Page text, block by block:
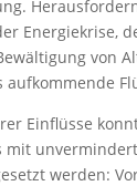
Energiekrise,
von
aufkommende
Einflüsse
mit
werden: